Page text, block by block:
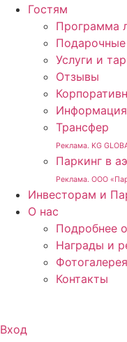
Гостям
Программа
Услуги и
Отзывы
Трансфер
Реклама. KG
Паркинг в
Реклама. ООО
Инвесторам и
О нас
Подробнее
Награды и
Фотогалерея
Контакты
Вход